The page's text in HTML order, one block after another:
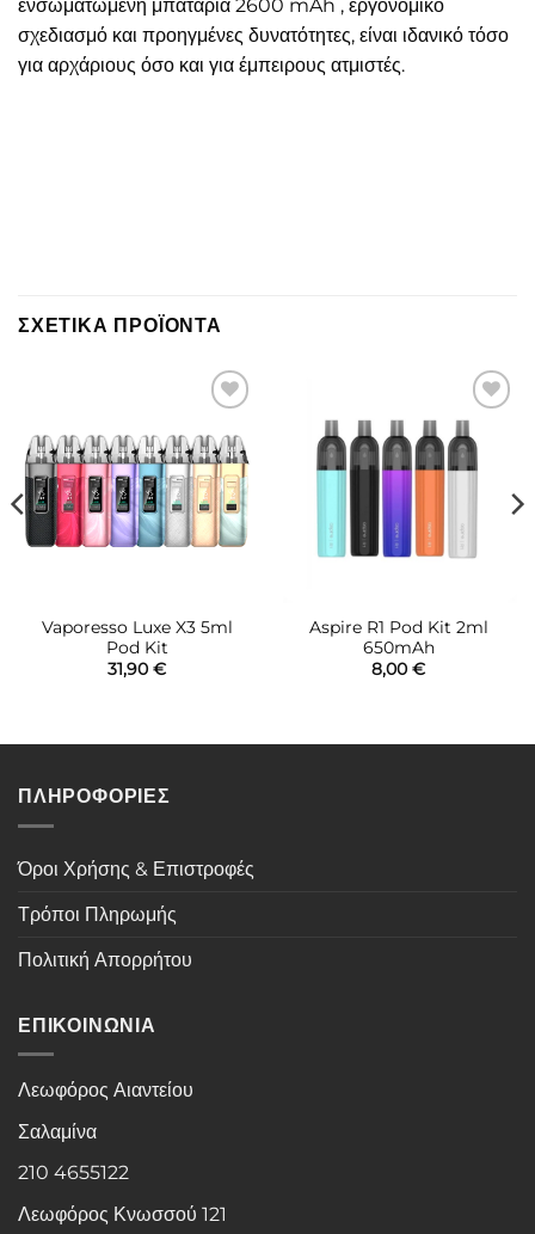
ΣΧΕΤΙΚΆ ΠΡΟΪΌΝΤΑ
στην λίστα
επιθυμιών
Vaporesso Luxe X3 5ml
Pod Kit
31,90 €
Πρόσθήκη
στην λίστα
επιθυμιών
Aspire R1 Pod Kit 2ml
650mAh
8,00 €
ΠΛΗΡΟΦΟΡΙΕΣ
Όροι Χρήσης & Επιστροφές
Τρόποι Πληρωμής
Πολιτική Απορρήτου
ΕΠΙΚΟΙΝΩΝΙΑ
Λεωφόρος Αιαντείου
Σαλαμίνα
210 4655122
Λεωφόρος Κνωσσού 121